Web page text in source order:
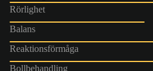
Rörlighet
Balans
Reaktionsförmåga
Bollbehandling